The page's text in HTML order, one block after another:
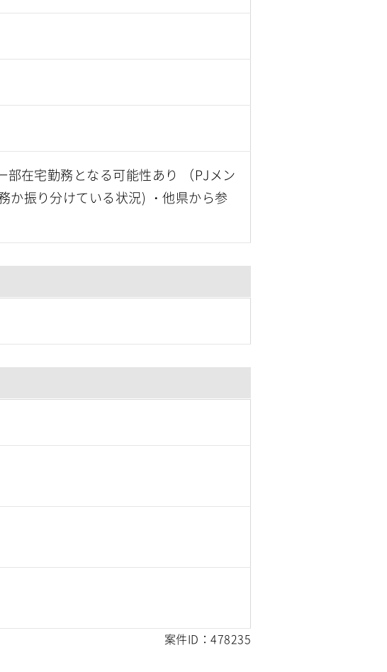
部在宅勤務となる可能性あり （PJメン
か振り分けている状況) ・他県から参
案件ID：478235